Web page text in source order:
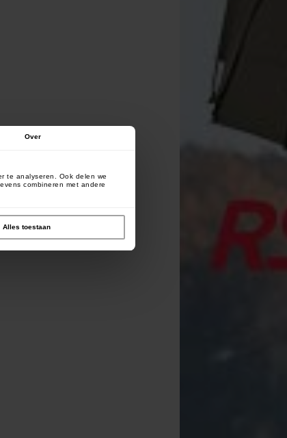
Over
te analyseren. Ook delen we
combineren met andere
Alles toestaan